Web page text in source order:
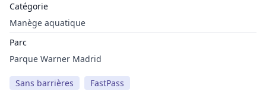
Catégorie
Manège aquatique
Parc
Parque Warner Madrid
Sans barrières FastPass